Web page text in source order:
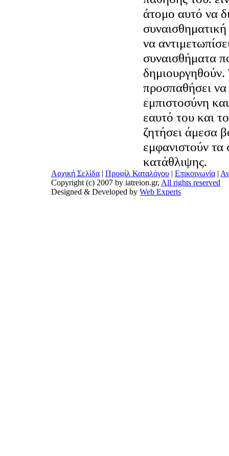
άτομο αυτό να
να
συναισθήματα
προσπαθήσει να
εμπιστοσύνη
εαυτό του και
ζητήσει άμεσα
εμφανιστούν
κατάθλιψης.
Αρχική Σελίδα | Προφίλ Καταλόγου | Επικοινωνία |
Copyright (c) 2007 by iatreion.gr, All rights reserved
Designed & Developed by Web Experts